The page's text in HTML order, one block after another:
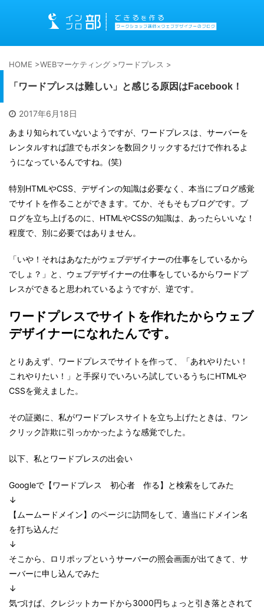
HOME >WEBマーケティング >ワードプレス >
「ワードプレスは難しい」と感じる原因はFacebook！
2017年6月18日
あまり知られていないようですが、ワードプレスは、サーバーを
レンタルすれば誰でもボタンを数回クリックするだけで作れるよ
うになっているんですね。(笑)
特別HTMLやCSS、デザインの知識は必要なく、本当にブログ感覚
でサイトを作ることができます。てか、そもそもブログです。ブ
ログを立ち上げるのに、HTMLやCSSの知識は、あったらいいな！
程度で、別に必要ではありません。
「いや！それはあなたがウェブデザイナーの仕事をしているから
でしょ？」と、ウェブデザイナーの仕事をしているからワードプ
レスができると思われているようですが、逆です。
ワードプレスでサイトを作れたからウェブ
デザイナーになれたんです。
とりあえず、ワードプレスでサイトを作って、「あれやりたい！
これやりたい！」と手探りでいろいろ試しているうちにHTMLや
CSSを覚えました。
その証拠に、私がワードプレスサイトを立ち上げたときは、ワン
クリック詐欺に引っかかったような感覚でした。
以下、私とワードプレスの出会い
Googleで【ワードプレス 初心者 作る】と検索をしてみた
↓
【ムームードメイン】のページに訪問をして、適当にドメイン名
を打ち込んだ
↓
そこから、ロリポップというサーバーの照会画面が出てきて、サ
ーバーに申し込んでみた
↓
気づけば、クレジットカードから3000円ちょっと引き落とされて